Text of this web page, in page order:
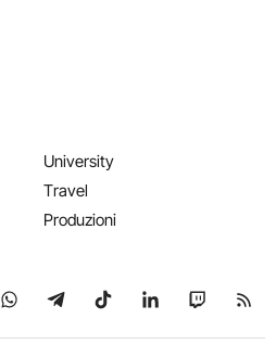
University
Travel
Produzioni
su YouTube
Seguici su WhatsApp
Seguici su Telegram
Seguici su TikTok
Seguici su
Seguici